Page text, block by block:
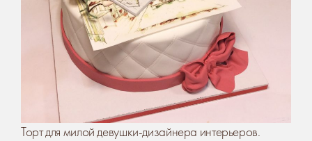
Торт для милой девушки-дизайнера интерьеров.